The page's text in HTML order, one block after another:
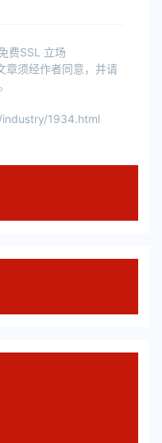
费SSL 立场
章须经作者同意，并请
1934.html